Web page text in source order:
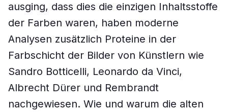
ausging, dass dies die einzigen Inhaltsstoffe
der Farben waren, haben moderne
Analysen zusätzlich Proteine in der
Farbschicht der Bilder von Künstlern wie
Sandro Botticelli, Leonardo da Vinci,
Albrecht Dürer und Rembrandt
nachgewiesen. Wie und warum die alten